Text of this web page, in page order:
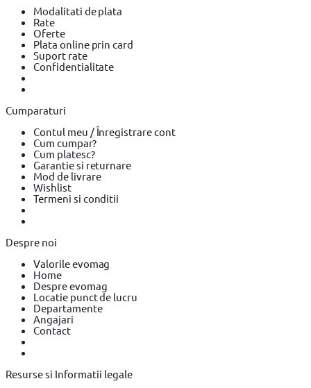
Modalitati de plata
Rate
Oferte
Plata online prin card
Suport rate
Confidentialitate
Cumparaturi
Contul meu / Înregistrare cont
Cum cumpar?
Cum platesc?
Garantie si returnare
Mod de livrare
Wishlist
Termeni si conditii
Despre noi
Valorile evomag
Home
Despre evomag
Locatie punct de lucru
Departamente
Angajari
Contact
Resurse si Informatii legale